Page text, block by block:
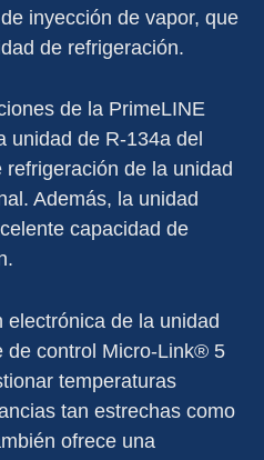
inyección de vapor, que
de refrigeración.
de la PrimeLINE
unidad de R-134a del
de la unidad
Además, la unidad
capacidad de
de la unidad
de control Micro-Link® 5
temperaturas
tan estrechas como
ofrece una